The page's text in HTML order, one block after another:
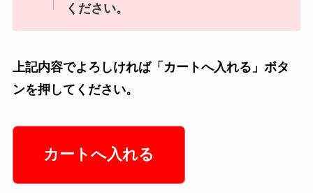
ください。
上記内容でよろしければ「カートへ入れる」ボタ
ンを押してください。